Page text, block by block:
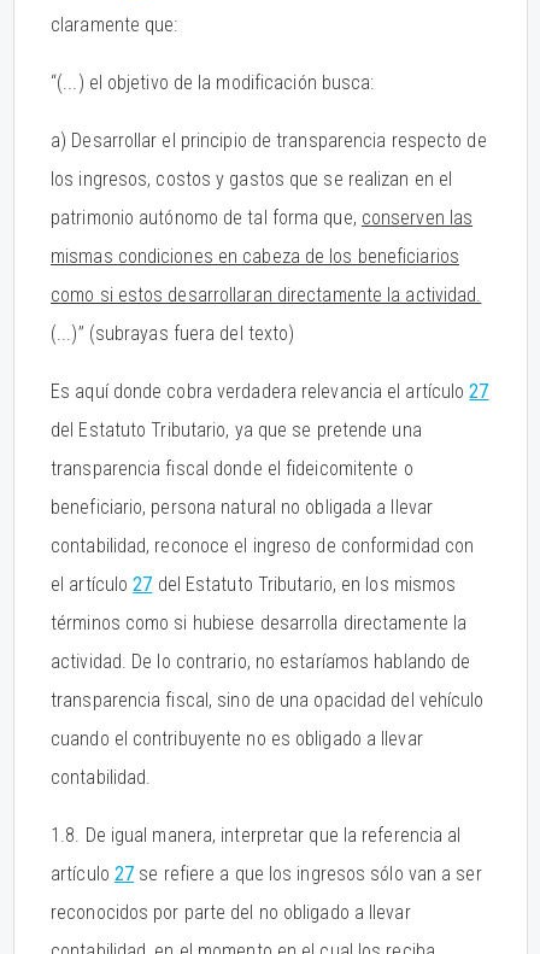
claramente que:
“(...) el objetivo de la modificación busca:
a) Desarrollar el principio de transparencia respecto de
los ingresos, costos y gastos que se realizan en el
patrimonio autónomo de tal forma que, conserven las
mismas condiciones en cabeza de los beneficiarios
como si estos desarrollaran directamente la actividad.
(...)” (subrayas fuera del texto)
Es aquí donde cobra verdadera relevancia el artículo27
del Estatuto Tributario, ya que se pretende una
transparencia fiscal donde el fideicomitente o
beneficiario, persona natural no obligada a llevar
contabilidad, reconoce el ingreso de conformidad con
el artículo27 del Estatuto Tributario, en los mismos
términos como si hubiese desarrolla directamente la
actividad. De lo contrario, no estaríamos hablando de
transparencia fiscal, sino de una opacidad del vehículo
cuando el contribuyente no es obligado a llevar
contabilidad.
1.8. De igual manera, interpretar que la referencia al
artículo 27 se refiere a que los ingresos sólo van a ser
reconocidos por parte del no obligado a llevar